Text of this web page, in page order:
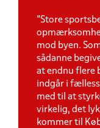
"Store
mod byen.
sådanne
at endnu flere
indgår i
med til at
virkelig, det
kommer til